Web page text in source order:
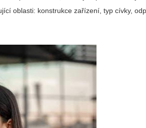
oblasti: konstrukce zařízení, typ cívky,